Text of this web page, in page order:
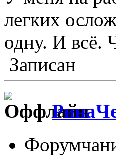
легких
одну. И всё.
Записан